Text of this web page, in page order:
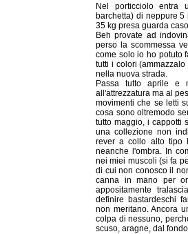
Nel porticciolo entra
barchetta) di neppure
35 kg presa guarda
Beh provate ad
perso la scommessa
come solo io ho potuto
tutti i colori
nella nuova strada.
Passa tutto aprile e
all'attrezzatura ma al
movimenti che se letti
cosa sono oltremodo
tutto maggio, i cappotti
una collezione non
rever a collo alto tipo
neanche l'ombra. In
nei miei muscoli (si fa
di cui non conosco il
canna in mano per
appositamente
definire bastardeschi
non meritano. Ancora
colpa di nessuno,
scuso, aragne, dal